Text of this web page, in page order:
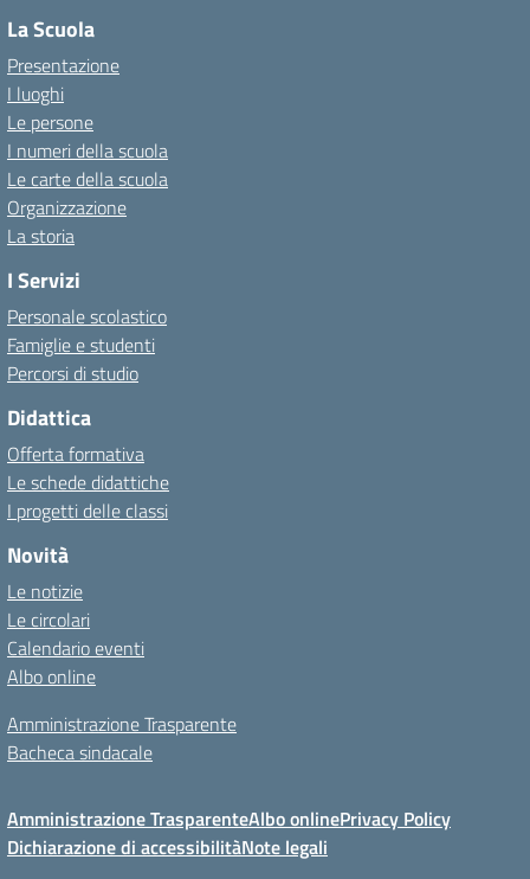
La Scuola
Presentazione
I luoghi
Le persone
I numeri della scuola
Le carte della scuola
Organizzazione
La storia
I Servizi
Personale scolastico
Famiglie e studenti
Percorsi di studio
Didattica
Offerta formativa
Le schede didattiche
I progetti delle classi
Novità
Le notizie
Le circolari
Calendario eventi
Albo online
Amministrazione Trasparente
Bacheca sindacale
Amministrazione TrasparenteAlbo onlinePrivacy Policy
Dichiarazione di accessibilitàNote legali